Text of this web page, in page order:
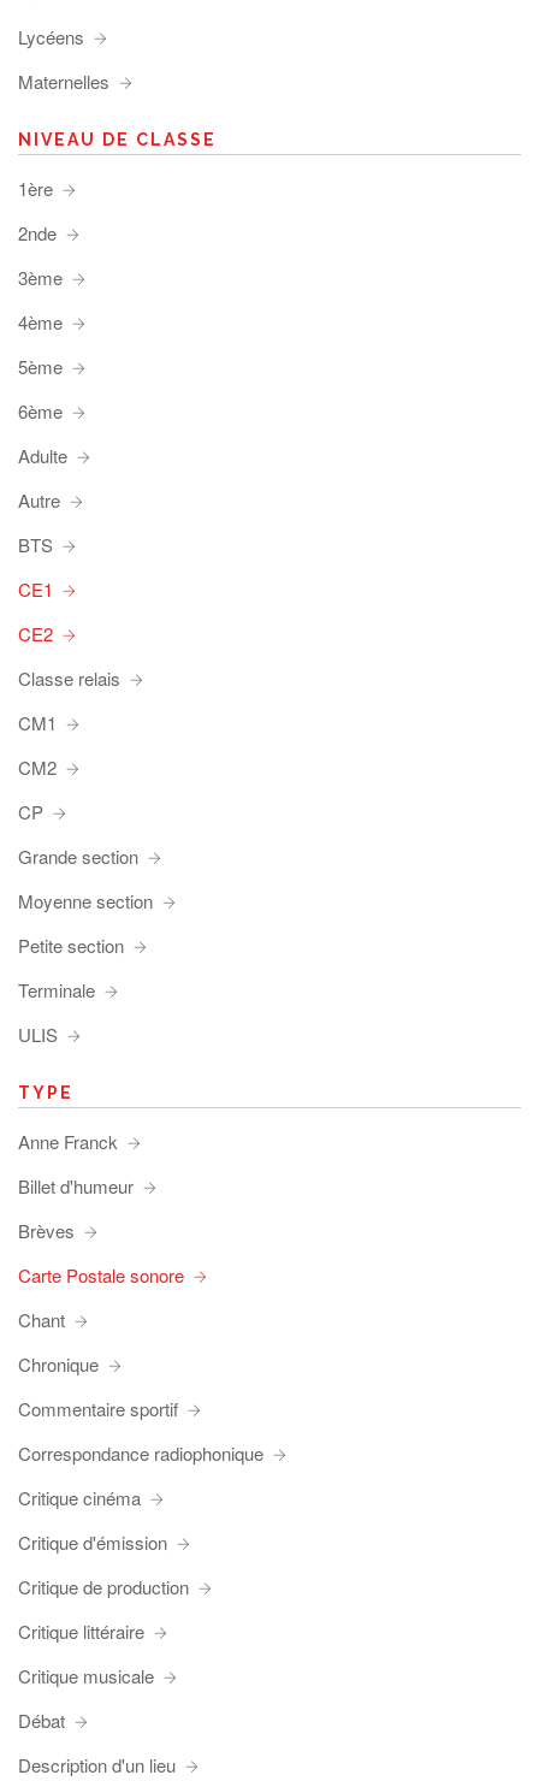
Lycéens
Maternelles
NIVEAU DE CLASSE
1ère
2nde
3ème
4ème
5ème
6ème
Adulte
Autre
BTS
CE1
CE2
Classe relais
CM1
CM2
CP
Grande section
Moyenne section
Petite section
Terminale
ULIS
TYPE
Anne Franck
Billet d'humeur
Brèves
Carte Postale sonore
Chant
Chronique
Commentaire sportif
Correspondance radiophonique
Critique cinéma
Critique d'émission
Critique de production
Critique littéraire
Critique musicale
Débat
Description d'un lieu